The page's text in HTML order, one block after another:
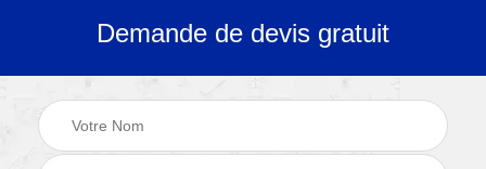
Demande de devis gratuit